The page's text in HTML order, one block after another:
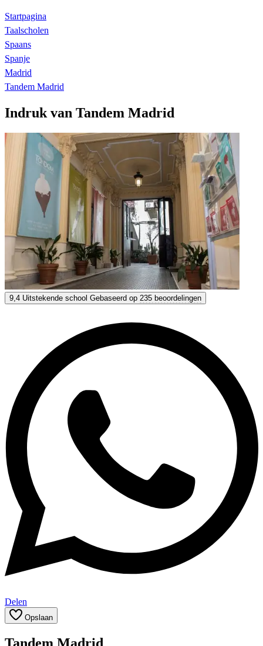
Startpagina
Taalscholen
Spaans
Spanje
Madrid
Tandem Madrid
Indruk van Tandem Madrid
Tandem Madrid
9,4 Uitstekend Gebaseerd op 235 beoordelingen
Krijg persoonlijk advies
9,4 Uitstekende school Gebaseerd op 235 beoordelingen
Delen
Opslaan
Tandem Madrid